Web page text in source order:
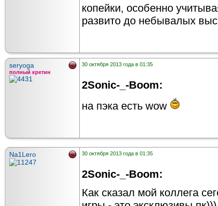
копейки, особенно
развито до небывалых
seryoga
полный кретин
30 октября 2013 года в 01:35
2Sonic-_-Boom:
на пэка есть wow
Na1Lero 30 октября 2013 года в 01:35
2Sonic-_-Boom:
Как сказал мой коллега